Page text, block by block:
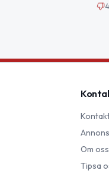
4
Om oss
Tipsa